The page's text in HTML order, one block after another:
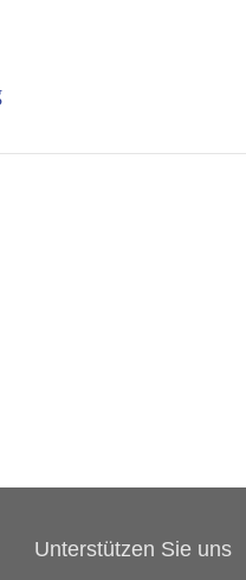
Unterstützen Sie uns